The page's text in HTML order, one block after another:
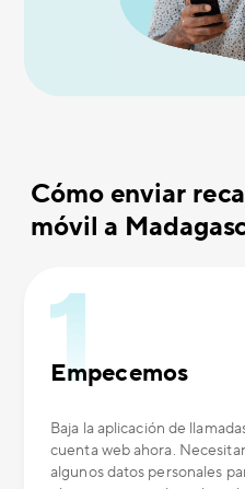
Cómo enviar
móvil a
Empecemos
Baja la aplicación de
cuenta web ahora.
algunos datos personales